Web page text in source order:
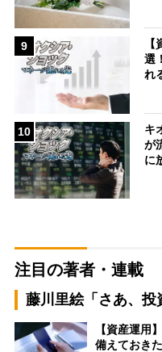
9
選
れ
10
キ
が
に
注目の著者・連載
藤川里絵「さあ、投
【資産運用
備えておき